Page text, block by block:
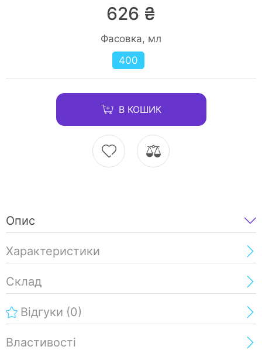
626 ₴
Фасовка, мл
400
В КОШИК
Опис
Характеристики
Склад
Відгуки (0)
Властивості